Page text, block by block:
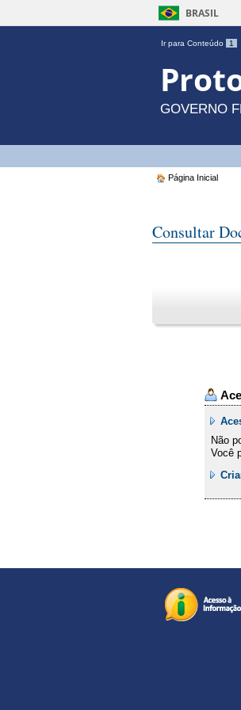
BRASIL
Ir para Conteúdo 1
GOVERNO
Página Inicial
Consultar
Não
Você